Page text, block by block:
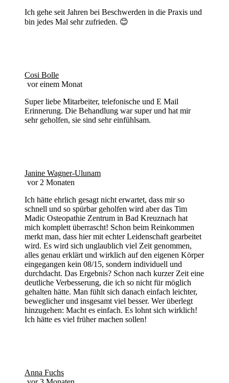
Ich gehe seit Jahren bei Beschwerden in die Praxis und
bin jedes Mal sehr zufrieden. 😊
Cosi Bolle
vor einem Monat
Super liebe Mitarbeiter, telefonische und E Mail
Erinnerung. Die Behandlung war super und hat mir
sehr geholfen, sie sind sehr einfühlsam.
Janine Wagner-Ulunam
vor 2 Monaten
Ich hätte ehrlich gesagt nicht erwartet, dass mir so
schnell und so spürbar geholfen wird aber das Tim
Madic Osteopathie Zentrum in Bad Kreuznach hat
mich komplett überrascht! Schon beim Reinkommen
merkt man, dass hier mit echter Leidenschaft gearbeitet
wird. Es wird sich unglaublich viel Zeit genommen,
alles genau erklärt und wirklich auf den eigenen Körper
eingegangen kein 08/15, sondern individuell und
durchdacht. Das Ergebnis? Schon nach kurzer Zeit eine
deutliche Verbesserung, die ich so nicht für möglich
gehalten hätte. Man fühlt sich danach einfach leichter,
beweglicher und insgesamt viel besser. Wer überlegt
hinzugehen: Macht es einfach. Es lohnt sich wirklich!
Ich hätte es viel früher machen sollen!
Anna Fuchs